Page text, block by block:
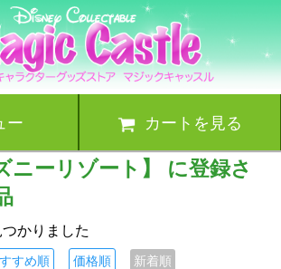
ー カートを見る
ニーリゾート】 に登録さ
かりました
すめ順 価格順 新着順